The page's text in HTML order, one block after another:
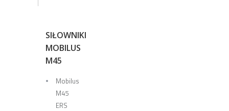
SIŁOWNIKI
MOBILUS
M45
Mobilus
M45
ERS